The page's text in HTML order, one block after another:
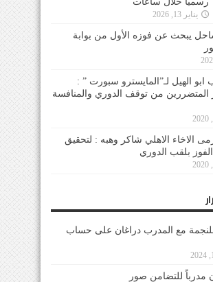
يناير 13, 2026
يبحث عن فوزه الأول من بوابة
ابو الهيل لـ”المايسترو سبورت ” :
المتضررين من توقف الدوري والمنافسة
الاخاء الاهلي شاكر وهبه : لتحقيق
بلقب الدوري
مع المدرب دراغان على حساب
للتضامن صور